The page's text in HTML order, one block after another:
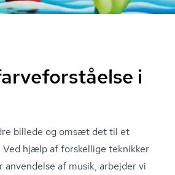
i
billede og omsæt det til et
hjælp af forskellige teknikker
anvendelse af musik, arbejder vi